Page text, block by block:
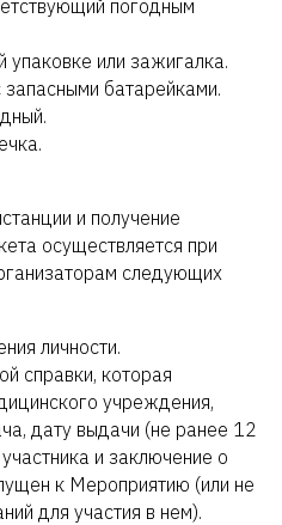
погодным
упаковке или зажигалка.
батарейками.
и получение
осуществляется при
следующих
личности.
справки, которая
учреждения,
дату выдачи (не ранее 12
и заключение о
к Мероприятию (или не
для участия в нем).